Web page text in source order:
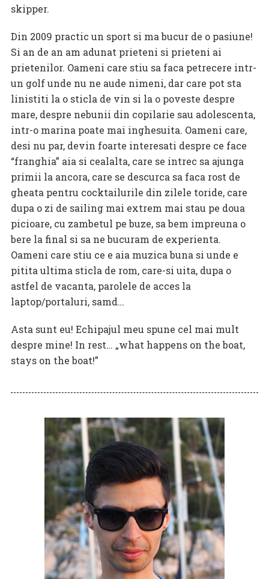
skipper.
Din 2009 practic un sport si ma bucur de o pasiune!
Si an de an am adunat prieteni si prieteni ai
prietenilor. Oameni care stiu sa faca petrecere intr-
un golf unde nu ne aude nimeni, dar care pot sta
linistiti la o sticla de vin si la o poveste despre
mare, despre nebunii din copilarie sau adolescenta,
intr-o marina poate mai inghesuita. Oameni care,
desi nu par, devin foarte interesati despre ce face
“franghia” aia si cealalta, care se intrec sa ajunga
primii la ancora, care se descurca sa faca rost de
gheata pentru cocktailurile din zilele toride, care
dupa o zi de sailing mai extrem mai stau pe doua
picioare, cu zambetul pe buze, sa bem impreuna o
bere la final si sa ne bucuram de experienta.
Oameni care stiu ce e aia muzica buna si unde e
pitita ultima sticla de rom, care-si uita, dupa o
astfel de vacanta, parolele de acces la
laptop/portaluri, samd…
Asta sunt eu! Echipajul meu spune cel mai mult
despre mine! In rest… „what happens on the boat,
stays on the boat!”